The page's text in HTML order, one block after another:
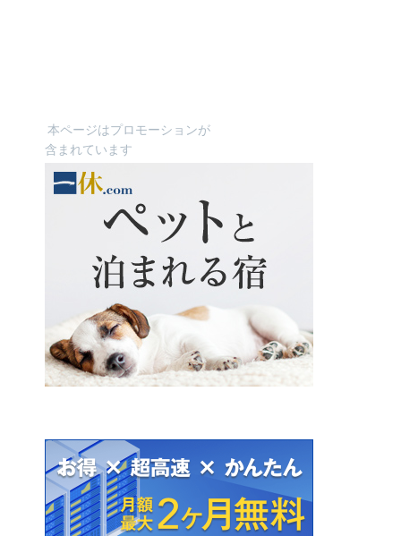
本ページはプロモーションが
含まれています